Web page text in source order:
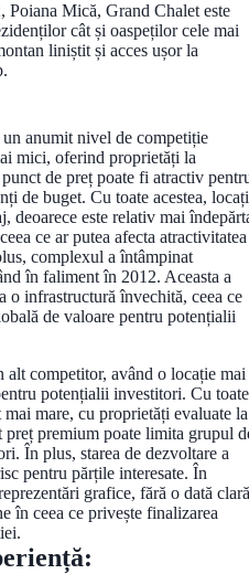
Poiana Mică, Grand Chalet este
cât și oaspeților cele mai
liniștit și acces ușor la
anumit nivel de competiție
mici, oferind proprietăți la
de preț poate fi atractiv
de buget. Cu toate acestea,
deoarece este relativ mai
ce ar putea afecta atractivitatea
complexul a întâmpinat
în faliment în 2012. Aceasta a
o infrastructură învechită, ceea ce
de valoare pentru potențialii
alt competitor, având o locație mai
potențialii investitori. Cu toate
mare, cu proprietăți evaluate la
premium poate limita grupul
În plus, starea de dezvoltare a
pentru părțile interesate. În
grafice, fără o dată clară
în ceea ce privește finalizarea